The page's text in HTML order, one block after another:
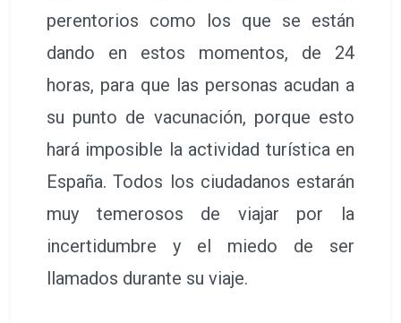
perentorios como los que se están
dando en estos momentos, de 24
horas, para que las personas acudan a
su punto de vacunación, porque esto
hará imposible la actividad turística en
España. Todos los ciudadanos estarán
muy temerosos de viajar por la
incertidumbre y el miedo de ser
llamados durante su viaje.